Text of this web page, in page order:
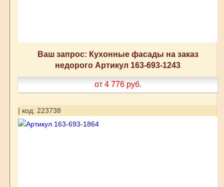
Ваш запрос: Кухонные фасады на заказ
недорого Артикул 163-693-1243
от 4 776 руб.
| код: 223738